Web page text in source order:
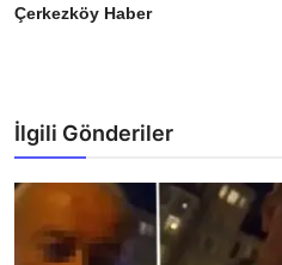
Çerkezköy Haber
İlgili Gönderiler